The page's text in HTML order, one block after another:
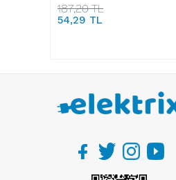
187,20 TL
54,29 TL